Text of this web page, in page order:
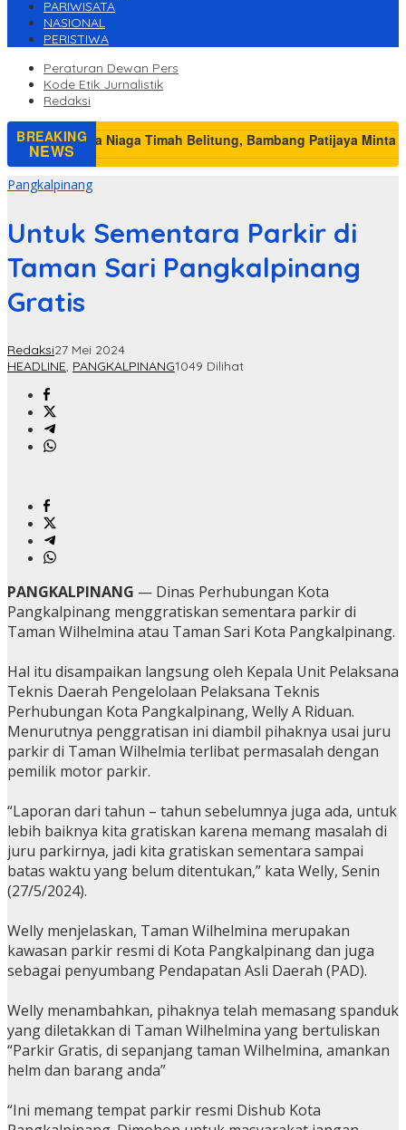
PARIWISATA
NASIONAL
PERISTIWA
Peraturan Dewan Pers
Kode Etik Jurnalistik
Redaksi
BREAKING
NEWS
Pangkalpinang
Untuk Sementara Parkir di
Taman Sari Pangkalpinang
Gratis
Redaksi27 Mei 2024
HEADLINE, PANGKALPINANG1049 Dilihat
PANGKALPINANG — Dinas Perhubungan Kota
Pangkalpinang menggratiskan sementara parkir di
Taman Wilhelmina atau Taman Sari Kota Pangkalpinang.
Hal itu disampaikan langsung oleh Kepala Unit Pelaksana
Teknis Daerah Pengelolaan Pelaksana Teknis
Perhubungan Kota Pangkalpinang, Welly A Riduan.
Menurutnya penggratisan ini diambil pihaknya usai juru
parkir di Taman Wilhelmia terlibat permasalah dengan
pemilik motor parkir.
“Laporan dari tahun – tahun sebelumnya juga ada, untuk
lebih baiknya kita gratiskan karena memang masalah di
juru parkirnya, jadi kita gratiskan sementara sampai
batas waktu yang belum ditentukan,” kata Welly, Senin
(27/5/2024).
Welly menjelaskan, Taman Wilhelmina merupakan
kawasan parkir resmi di Kota Pangkalpinang dan juga
sebagai penyumbang Pendapatan Asli Daerah (PAD).
Welly menambahkan, pihaknya telah memasang spanduk
yang diletakkan di Taman Wilhelmina yang bertuliskan
“Parkir Gratis, di sepanjang taman Wilhelmina, amankan
helm dan barang anda”
“Ini memang tempat parkir resmi Dishub Kota